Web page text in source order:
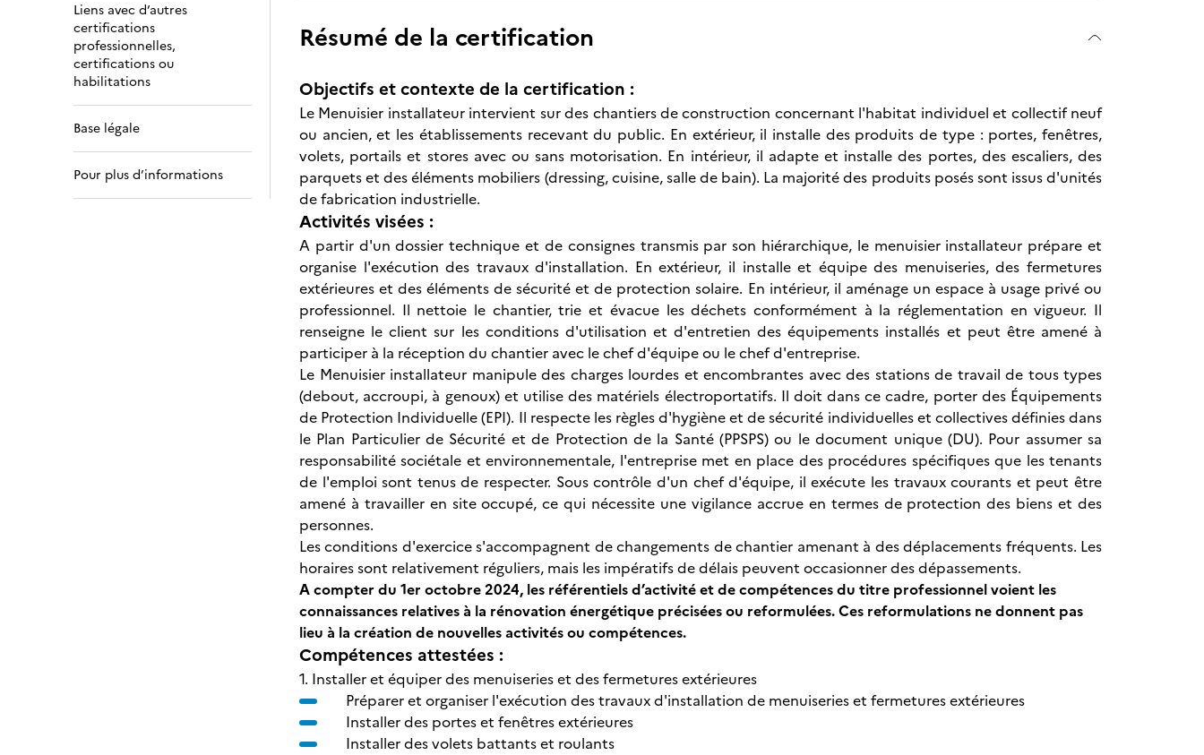
Liens avec d’autres
certifications
professionnelles,
certifications ou
habilitations
Base légale
Pour plus d’informations
Résumé de la certification
Objectifs et contexte de la certification :
Le Menuisier installateur intervient sur des chantiers de construction concernant l'habitat individuel et collectif neuf
ou ancien, et les établissements recevant du public. En extérieur, il installe des produits de type : portes, fenêtres,
volets, portails et stores avec ou sans motorisation. En intérieur, il adapte et installe des portes, des escaliers, des
parquets et des éléments mobiliers (dressing, cuisine, salle de bain). La majorité des produits posés sont issus d'unités
de fabrication industrielle.
Activités visées :
A partir d'un dossier technique et de consignes transmis par son hiérarchique, le menuisier installateur prépare et
organise l'exécution des travaux d'installation. En extérieur, il installe et équipe des menuiseries, des fermetures
extérieures et des éléments de sécurité et de protection solaire. En intérieur, il aménage un espace à usage privé ou
professionnel. Il nettoie le chantier, trie et évacue les déchets conformément à la réglementation en vigueur. Il
renseigne le client sur les conditions d'utilisation et d'entretien des équipements installés et peut être amené à
participer à la réception du chantier avec le chef d'équipe ou le chef d'entreprise.
Le Menuisier installateur manipule des charges lourdes et encombrantes avec des stations de travail de tous types
(debout, accroupi, à genoux) et utilise des matériels électroportatifs. Il doit dans ce cadre, porter des Équipements
de Protection Individuelle (EPI). Il respecte les règles d'hygiène et de sécurité individuelles et collectives définies dans
le Plan Particulier de Sécurité et de Protection de la Santé (PPSPS) ou le document unique (DU). Pour assumer sa
responsabilité sociétale et environnementale, l'entreprise met en place des procédures spécifiques que les tenants
de l'emploi sont tenus de respecter. Sous contrôle d'un chef d'équipe, il exécute les travaux courants et peut être
amené à travailler en site occupé, ce qui nécessite une vigilance accrue en termes de protection des biens et des
personnes.
Les conditions d'exercice s'accompagnent de changements de chantier amenant à des déplacements fréquents. Les
horaires sont relativement réguliers, mais les impératifs de délais peuvent occasionner des dépassements.
A compter du 1er octobre 2024, les référentiels d’activité et de compétences du titre professionnel voient les
connaissances relatives à la rénovation énergétique précisées ou reformulées. Ces reformulations ne donnent pas
lieu à la création de nouvelles activités ou compétences.
Compétences attestées :
1. Installer et équiper des menuiseries et des fermetures extérieures
Préparer et organiser l'exécution des travaux d'installation de menuiseries et fermetures extérieures
Installer des portes et fenêtres extérieures
Installer des volets battants et roulants